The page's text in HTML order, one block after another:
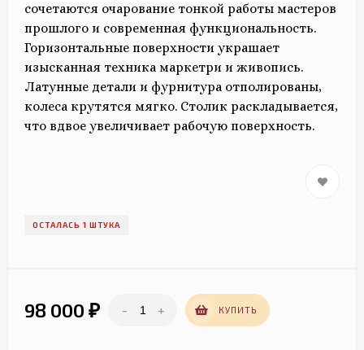
сочетаются очарование тонкой работы мастеров
прошлого и современная функциональность.
Горизонтальные поверхности украшает
изысканная техника маркетри и живопись.
Латунные детали и фурнитура отполированы,
колеса крутятся мягко. Столик раскладывается,
что вдвое увеличивает рабочую поверхность.
ОСТАЛАСЬ 1 ШТУКА
98 000 ₽ - + КУПИТЬ